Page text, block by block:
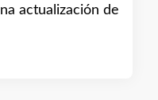
actualización de